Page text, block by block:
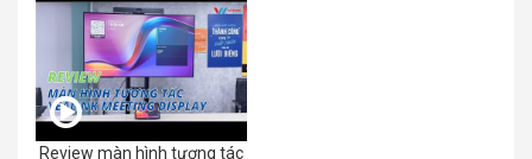
Review màn hình tương tác